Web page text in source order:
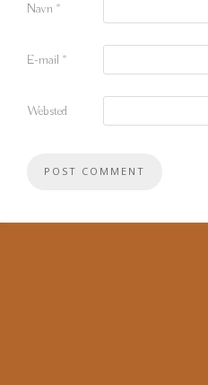
Navn *
E-mail *
Websted